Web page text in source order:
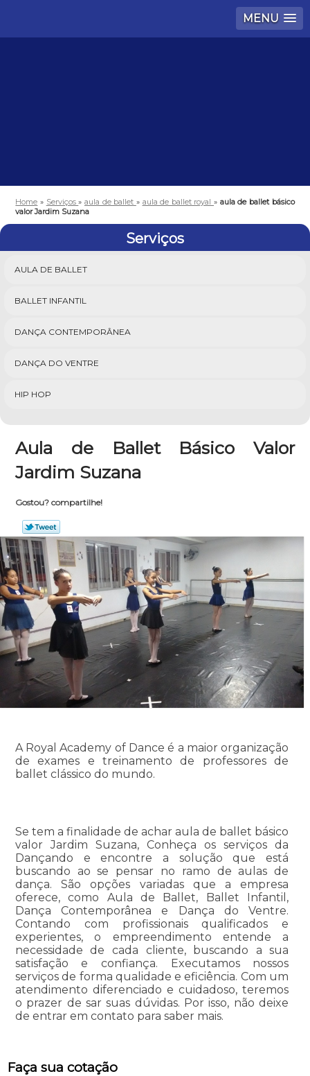
MENU
Home » Serviços» aula de ballet » aula de ballet royal» aula de ballet básico
valor Jardim Suzana
Serviços
AULA DE BALLET
BALLET INFANTIL
DANÇA CONTEMPORÂNEA
DANÇA DO VENTRE
HIP HOP
Aula de Ballet Básico Valor
Jardim Suzana
Gostou? compartilhe!
A Royal Academy of Dance é a maior organização
de exames e treinamento de professores de
ballet clássico do mundo.
Se tem a finalidade de achar aula de ballet básico
valor Jardim Suzana, Conheça os serviços da
Dançando e encontre a solução que está
buscando ao se pensar no ramo de aulas de
dança. São opções variadas que a empresa
oferece, como Aula de Ballet, Ballet Infantil,
Dança Contemporânea e Dança do Ventre.
Contando com profissionais qualificados e
experientes, o empreendimento entende a
necessidade de cada cliente, buscando a sua
satisfação e confiança. Executamos nossos
serviços de forma qualidade e eficiência. Com um
atendimento diferenciado e cuidadoso, teremos
o prazer de sar suas dúvidas. Por isso, não deixe
de entrar em contato para saber mais.
Faça sua cotação